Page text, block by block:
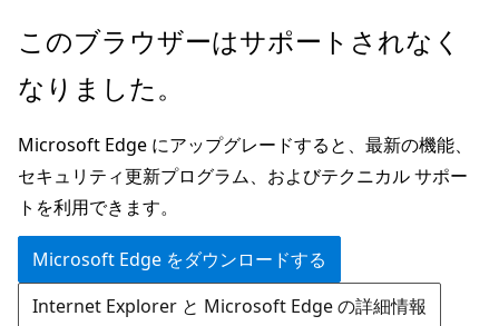
メ
ン
ン
テ
ン
ツ
に
ス
ペ
ジ
ナ
ビ
ゲ
ー
シ
ョ
このブラウザーはサポートされなく
なりました。
Microsoft Edge にアップグレードすると、最新の機能、
セキュリティ更新プログラム、およびテクニカル サポー
トを利用できます。
Microsoft Edge をダウンロードする
Internet Explorer と Microsoft Edge の詳細情報